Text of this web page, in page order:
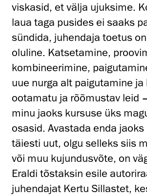
viskasid, et välja ujuksime.
laua taga pusides ei saaks
sündida, juhendaja toetus
oluline. Katsetamine,
kombineerimine,
uue nurga alt paigutamine
ootamatu ja rõõmustav leid
minu jaoks kursuse üks
osasid. Avastada enda jaoks
täiesti uut, olgu selleks siis
või muu kujundusvõte, on
Eraldi tõstaksin esile
juhendajat Kertu Sillastet,